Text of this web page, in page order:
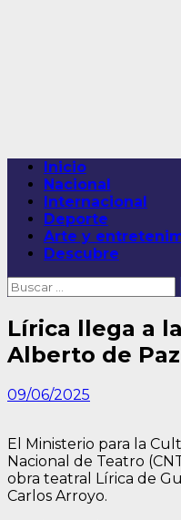
Menú
principal
Inicio
Nacional
Internacional
Deporte
Arte y
Descubre
Buscar:
Lírica llega a
Alberto de
09/06/2025
El Ministerio para la
Nacional de Teatro
obra teatral Lírica de
Carlos Arroyo.